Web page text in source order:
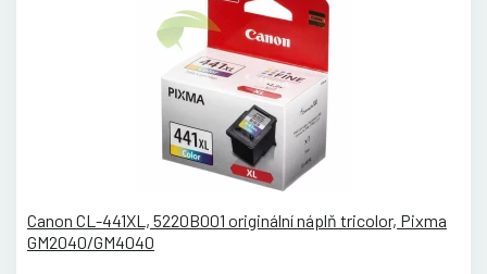
Canon CL-441XL, 5220B001 originální náplň tricolor, Pixma
GM2040/GM4040